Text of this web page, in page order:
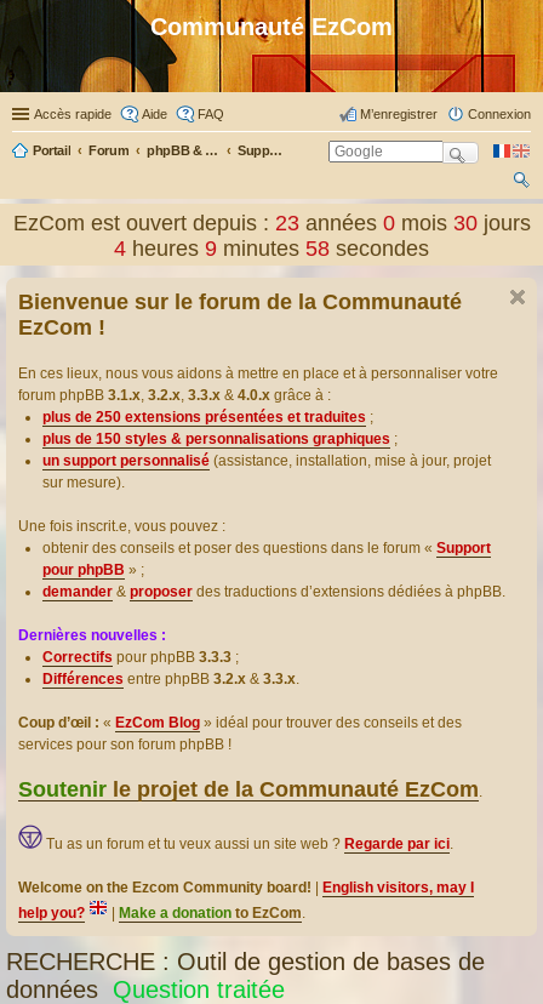
Communauté EzCom
Accès rapide Aide FAQ Connexion
M’enregistrer
Portail Forum phpBB & Co Support pour phpBB
er
EzCom est ouvert depuis : 23 années0 mois30 jours
4 heures 9 minutes 59 secondes
Bienvenue sur le forum de la Communauté
EzCom !
En ces lieux, nous vous aidons à mettre en place et à personnaliser votre
forum phpBB 3.1.x, 3.2.x, 3.3.x & 4.0.x grâce à :
plus de 250 extensions présentées et traduites ;
plus de 150 styles & personnalisations graphiques ;
un support personnalisé (assistance, installation, mise à jour, projet
sur mesure).
Une fois inscrit.e, vous pouvez :
obtenir des conseils et poser des questions dans le forum « Support
pour phpBB » ;
demander & proposer des traductions d’extensions dédiées à phpBB.
Dernières nouvelles :
Correctifs pour phpBB 3.3.3 ;
Différences entre phpBB 3.2.x & 3.3.x.
Coup d’œil : « EzCom Blog » idéal pour trouver des conseils et des
services pour son forum phpBB !
Soutenir le projet de la Communauté EzCom.
Tu as un forum et tu veux aussi un site web ? Regarde par ici.
Welcome on the Ezcom Community board!
English visitors, may I
help you?
Make a donation to EzCom.
RECHERCHE : Outil de gestion de bases de
données Question traitée